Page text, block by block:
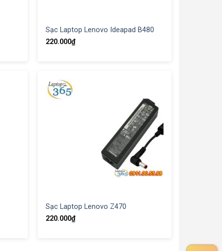
Sạc Laptop Lenovo Ideapad B480
220.000₫
Sạc Laptop Lenovo Z470
220.000₫